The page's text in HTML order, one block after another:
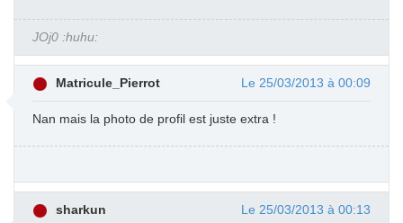
JOj0 :huhu:
Matricule_Pierrot Le 25/03/2013 à 00:09
Nan mais la photo de profil est juste extra !
sharkun Le 25/03/2013 à 00:13